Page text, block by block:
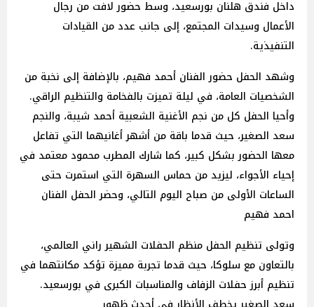
داخل فندق هلنان بورسعيد، وسط حضور لافت من رجال
الأعمال وسيدات المجتمع، إلى جانب عدد من القيادات
التنفيذية.
وشهد الحفل حضور الفنان أحمد فهيم، بالإضافة إلى نخبة من
الشخصيات العامة، في ليلة تميزت بالفخامة والتنظيم الراقي.
وأحيا الحفل كل من نجم الأغنية الشعبية أحمد شيبة، والنجم
سعد الصغير، حيث قدما باقة من أشهر أغانيهما التي تفاعل
معها الحضور بشكل كبير، كما شارك المطرب محمود معتمد في
إحياء الأجواء، ليزيد من حماس السهرة التي استمرت حتى
الساعات الأولى من صباح اليوم التالي، وحضر الحفل الفنان
احمد فهيم
وتولى تنظيم الحفل منظم الحفلات الشهير راني العالمي،
بالتعاون مع سلوكا، حيث قدما تجربة مميزة تؤكد مكانتهما في
تنظيم أبرز حفلات الزفاف والمناسبات الكبرى في بورسعيد.